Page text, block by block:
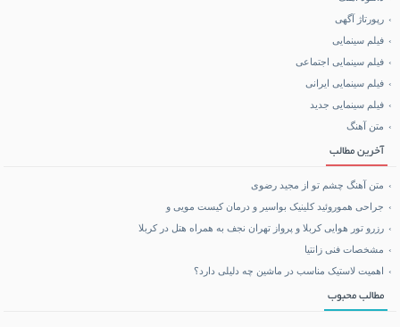
خرید BCAA
خرید بلیط هواپیما
بلیط هواپیما تهران مشهد
رپورتاژ آگهی
فیلم سینمایی
فیلم سینمایی اجتماعی
فیلم سینمایی ایرانی
فیلم سینمایی جدید
متن آهنگ
آخرین مطالب
متن آهنگ چشم تو از مجید رضوی
جراحی هموروئید کلینیک بواسیر و درمان کیست مویی و
رزرو تور هوایی کربلا و پرواز تهران نجف به همراه هتل در کربلا
مشخصات فنی زانتیا
اهمیت لاستیک مناسب در ماشین چه دلیلی دارد؟
مطالب محبوب